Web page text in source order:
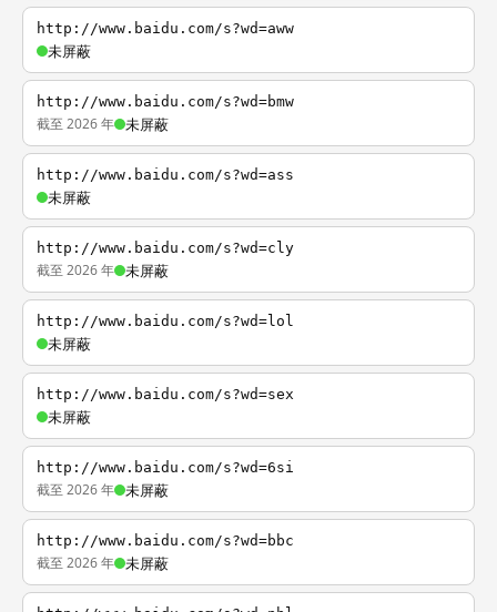
http://www.baidu.com/s?wd=aww
未屏蔽
http://www.baidu.com/s?wd=bmw
截至 2026 年 未屏蔽
http://www.baidu.com/s?wd=ass
未屏蔽
http://www.baidu.com/s?wd=cly
截至 2026 年 未屏蔽
http://www.baidu.com/s?wd=lol
未屏蔽
http://www.baidu.com/s?wd=sex
未屏蔽
http://www.baidu.com/s?wd=6si
截至 2026 年 未屏蔽
http://www.baidu.com/s?wd=bbc
截至 2026 年 未屏蔽